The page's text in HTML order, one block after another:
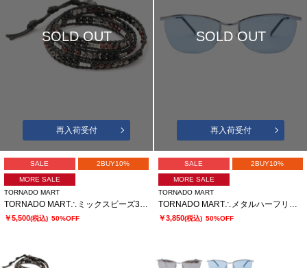
SOLD OUT
再入荷受付
SALE 2BUY10%
MORE SALE
TORNADO MART
TORNADO MART∴ミックスビーズ3連ラップブレスレット
￥5,500(税込) 50%OFF
SOLD OUT
再入荷受付
SALE 2BUY10%
MORE SALE
TORNADO MART
TORNADO MART∴メタルハーフリムサングラス
￥3,850(税込) 50%OFF